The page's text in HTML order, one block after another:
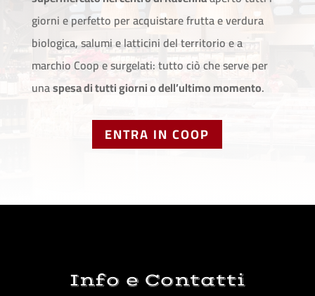
giorni e perfetto per acquistare frutta e verdura
biologica, salumi e latticini del territorio e a
marchio Coop e surgelati: tutto ciò che serve per
unaspesa di tutti giorni o dell’ultimo momento.
ENTRA IN COOP
Info e Contatti